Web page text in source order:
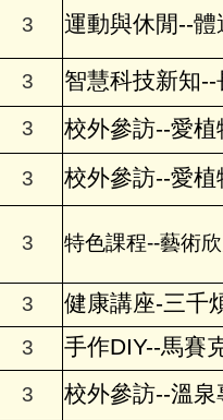
3 運動與休閒--
3 智慧科技新知
3 校外參訪--愛
3 校外參訪--愛
3 特色課程--藝術
3 健康講座-三千
3 手作DIY--馬賽
3 校外參訪--溫